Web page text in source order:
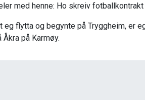
med henne: Ho skreiv
flytta og begynte på Tryggheim, er
på Karmøy.